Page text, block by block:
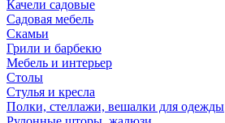
Качели садовые
Садовая мебель
Скамьи
Грили и барбекю
Мебель и интерьер
Столы
Стулья и кресла
Полки, стеллажи, вешалки для одежды